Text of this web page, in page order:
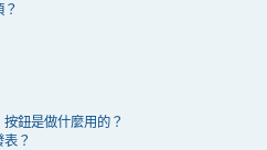
鈕是做什麼用的？
？